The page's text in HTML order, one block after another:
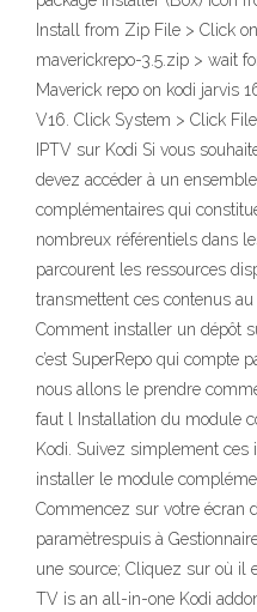
Install from Zip File > Click
maverickrepo-3.5.zip > wait
Maverick repo on kodi jarvis
V16. Click System > Click
IPTV sur Kodi Si vous
devez accéder à un
complémentaires qui
nombreux référentiels dans
parcourent les ressources
transmettent ces contenus
Comment installer un dépôt
c’est SuperRepo qui compte
nous allons le prendre
faut l Installation du module
Kodi. Suivez simplement ces
installer le module
Commencez sur votre écran
paramètrespuis à
une source; Cliquez sur où il
TV is an all-in-one Kodi